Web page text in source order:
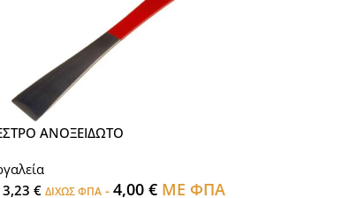
ΑΝΟΞΕΙΔΩΤΟ
3,23€ ΔΙΧΩΣ ΦΠΑ -4,00€ ΜΕ ΦΠΑ